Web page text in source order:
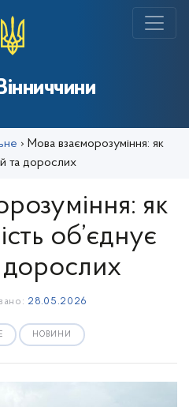
› Мова взаєморозуміння: як
та дорослих
як
об’єднує
дорослих
28.05.2026
НОВИНИ